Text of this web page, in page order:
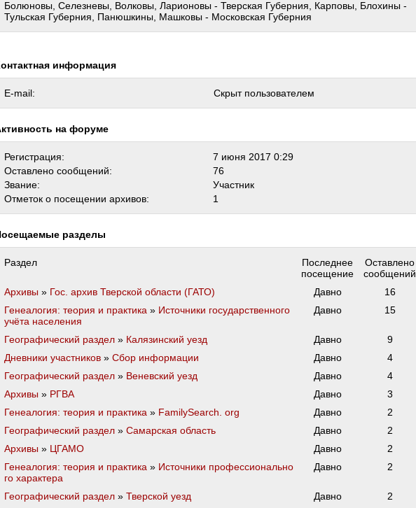
Болюновы, Селезневы, Волковы, Ларионовы - Тверская Губерния, Карповы, Блохины -
Тульская Губерния, Панюшкины, Машковы - Московская Губерния
Контактная информация
E-mail: Скрыт пользователем
Активность на форуме
Регистрация:
7 июня 2017 0:29
Оставлено сообщений:
76
Звание:
Участник
Отметок о посещении архивов:
1
Посещаемые разделы
Раздел
Последнее
посещение
Оставлено
сообщений
Архивы » Гос. архив Тверской области (ГАТО) Давно
16
Генеалогия: теория и практика » Источники государственного
учёта населения
Давно 15
Географический раздел » Калязинский уезд Давно
9
Дневники участников » Сбор информации Давно
4
Географический раздел » Веневский уезд Давно
4
Архивы » РГВА Давно
3
Генеалогия: теория и практика » FamilySearch. org Давно
2
Географический раздел » Самарская область Давно
2
Архивы » ЦГАМО Давно
2
Генеалогия: теория и практика » Источники профессионально
го характера
Давно 2
Географический раздел » Тверской уезд Давно
2